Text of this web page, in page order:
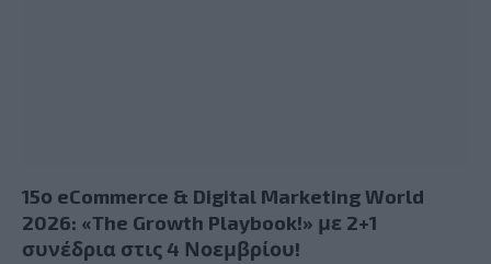
15ο eCommerce & Digital Marketing World
2026: «The Growth Playbook!» με 2+1
συνέδρια στις 4 Νοεμβρίου!